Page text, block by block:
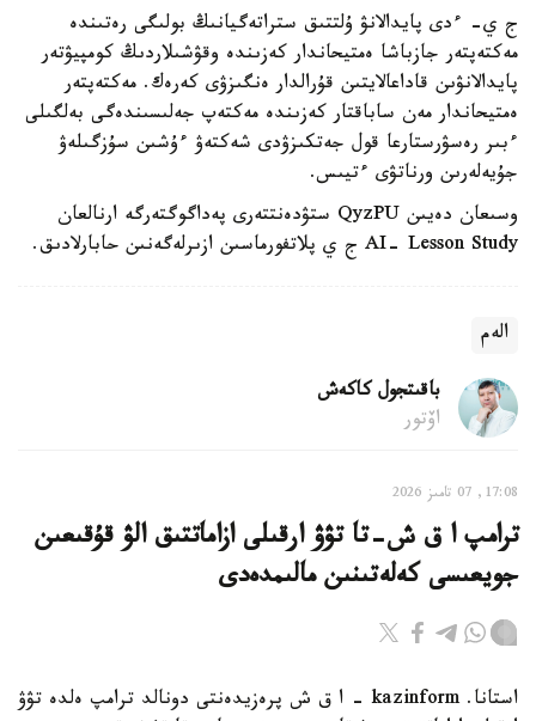
ج ي- ءدى پايدالانۋ ۇلتتىق ستراتەگيانىڭ بولىگى رەتىندە
مەكتەپتەر جازباشا ەمتيحاندار كەزىندە وقۋشىلاردىڭ كومپيۋتەر
پايدالانۋىن قاداعالايتىن قۇرالدار ەنگىزۋى كەرەك. مەكتەپتەر
ەمتيحاندار مەن ساباقتار كەزىندە مەكتەپ جەلىسىندەگى بەلگىلى
ءبىر رەسۋرستارعا قول جەتكىزۋدى شەكتەۋ ءۇشىن سۇزگىلەۋ
جۇيەلەرىن ورناتۋى ءتيىس.
وسىعان دەيىن QyzPU ستۋدەنتتەرى پەداگوگتەرگە ارنالعان
AI- Lesson Study ج ي پلاتفورماسىن ازىرلەگەنىن حابارلادىق.
الەم
باقىتجول كاكەش
اۆتور
17:08, 07 تامىز 2026
ترامپ ا ق ش-تا تۋۋ ارقىلى ازاماتتىق الۋ قۇقىعىن
جويعىسى كەلەتىنىن مالىمدەدى
استانا. kazinform - ا ق ش پرەزيدەنتى دونالد ترامپ ەلدە تۋۋ